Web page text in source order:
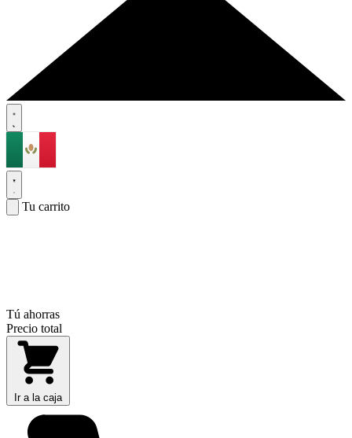
Tu carrito
Tú ahorras
Precio total
Ir a la caja